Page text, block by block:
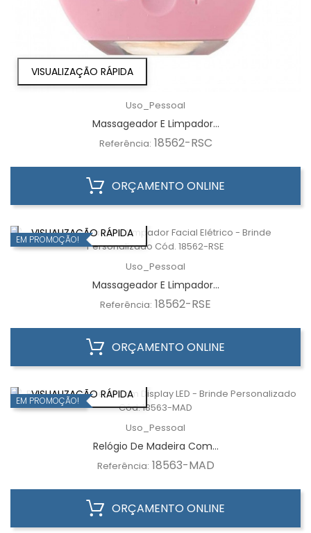
VISUALIZAÇÃO RÁPIDA
Uso_Pessoal
Massageador E Limpador...
Referência: 18562-RSC
ORÇAMENTO ONLINE
VISUALIZAÇÃO RÁPIDA
EM PROMOÇÃO!
Uso_Pessoal
Massageador E Limpador...
Referência: 18562-RSE
ORÇAMENTO ONLINE
VISUALIZAÇÃO RÁPIDA
EM PROMOÇÃO!
Uso_Pessoal
Relógio De Madeira Com...
Referência: 18563-MAD
ORÇAMENTO ONLINE